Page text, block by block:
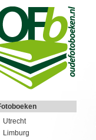
Utrecht
Limburg